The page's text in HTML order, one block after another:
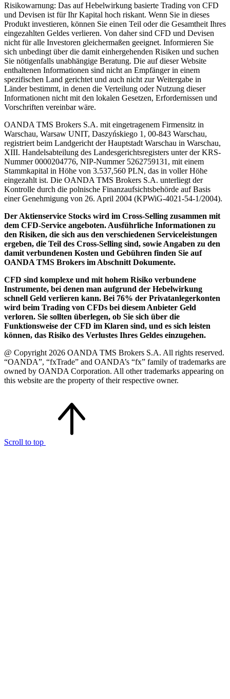
Risikowarnung: Das auf Hebelwirkung basierte Trading von CFD
und Devisen ist für Ihr Kapital hoch riskant. Wenn Sie in dieses
Produkt investieren, können Sie einen Teil oder die Gesamtheit Ihres
eingezahlten Geldes verlieren. Von daher sind CFD und Devisen
nicht für alle Investoren gleichermaßen geeignet. Informieren Sie
sich unbedingt über die damit einhergehenden Risiken und suchen
Sie nötigenfalls unabhängige Beratung. Die auf dieser Website
enthaltenen Informationen sind nicht an Empfänger in einem
spezifischen Land gerichtet und auch nicht zur Weitergabe in
Länder bestimmt, in denen die Verteilung oder Nutzung dieser
Informationen nicht mit den lokalen Gesetzen, Erfordernissen und
Vorschriften vereinbar wäre.
OANDA TMS Brokers S.A. mit eingetragenem Firmensitz in
Warschau, Warsaw UNIT, Daszyńskiego 1, 00-843 Warschau,
registriert beim Landgericht der Hauptstadt Warschau in Warschau,
XIII. Handelsabteilung des Landesgerichtsregisters unter der KRS-
Nummer 0000204776, NIP-Nummer 5262759131, mit einem
Stammkapital in Höhe von 3.537,560 PLN, das in voller Höhe
eingezahlt ist. Die OANDA TMS Brokers S.A. unterliegt der
Kontrolle durch die polnische Finanzaufsichtsbehörde auf Basis
einer Genehmigung von 26. April 2004 (KPWiG-4021-54-1/2004).
Der Aktienservice Stocks wird im Cross-Selling zusammen mit
dem CFD-Service angeboten. Ausführliche Informationen zu
den Risiken, die sich aus den verschiedenen Serviceleistungen
ergeben, die Teil des Cross-Selling sind, sowie Angaben zu den
damit verbundenen Kosten und Gebühren finden Sie auf
OANDA TMS Brokers im Abschnitt Dokumente.
CFD sind komplexe und mit hohem Risiko verbundene
Instrumente, bei denen man aufgrund der Hebelwirkung
schnell Geld verlieren kann. Bei 76% der Privatanlegerkonten
wird beim Trading von CFDs bei diesem Anbieter Geld
verloren. Sie sollten überlegen, ob Sie sich über die
Funktionsweise der CFD im Klaren sind, und es sich leisten
können, das Risiko des Verlustes Ihres Geldes einzugehen.
@ Copyright 2026 OANDA TMS Brokers S.A. All rights reserved.
“OANDA”, “fxTrade” and OANDA’s “fx” family of trademarks are
owned by OANDA Corporation. All other trademarks appearing on
this website are the property of their respective owner.
Scroll to top